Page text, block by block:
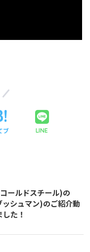
ブ LINE
ールドスチール)の
シュマン)のご紹介動
た！